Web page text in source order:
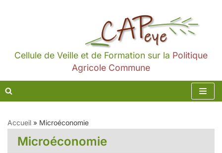
contenu
Cellule de Veille et de Formation sur la Politique
Agricole Commune
Accueil » Microéconomie
Microéconomie